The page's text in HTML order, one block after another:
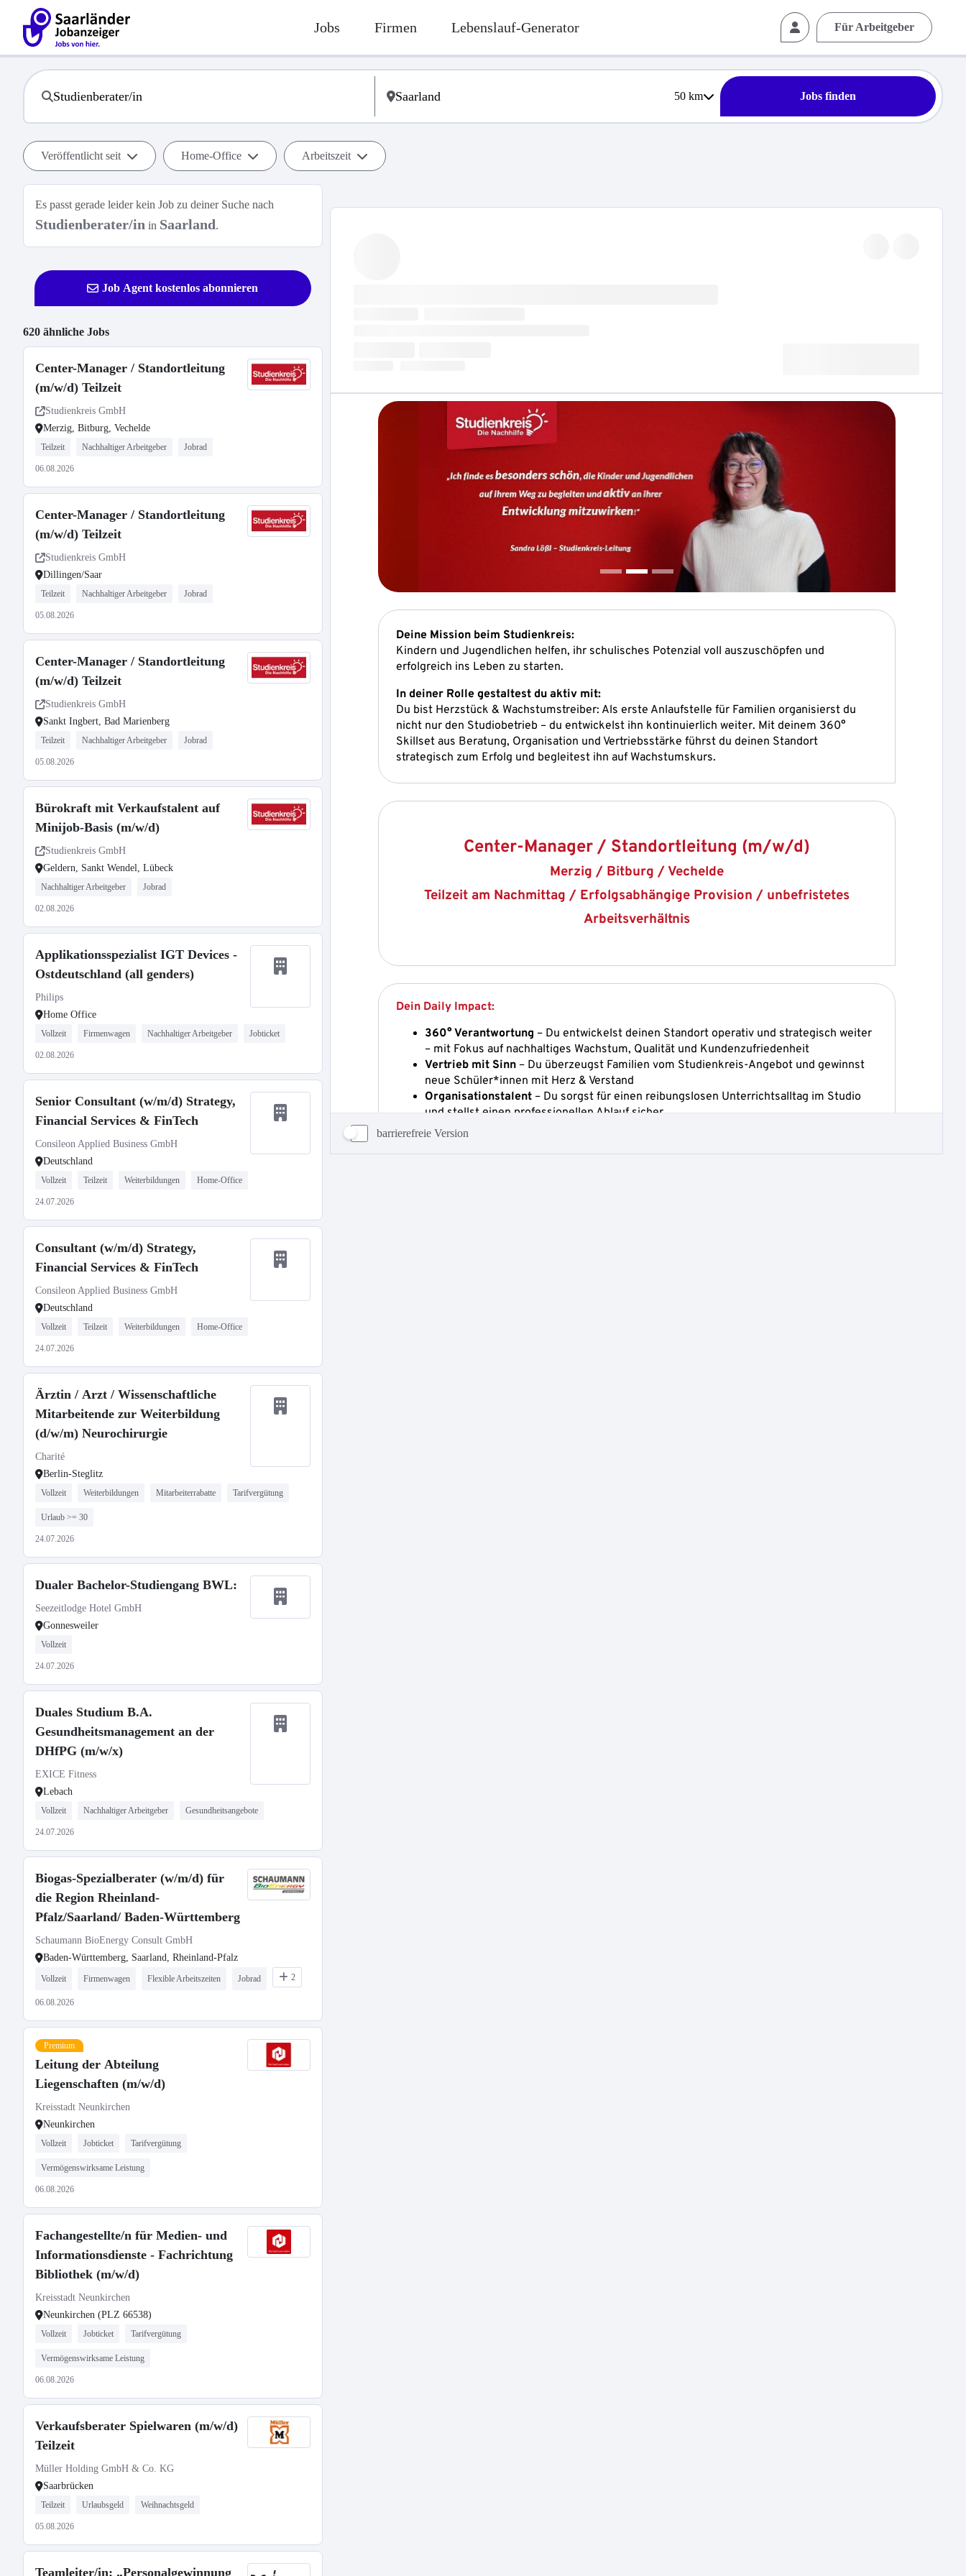
Jobs Firmen Lebenslauf-Generator Für Arbeitgeber
50km Jobs finden
Veröffentlicht seit Home-Office Arbeitszeit
Es passt gerade leider kein Job zu deiner Suche nach
Studienberater/in in Saarland.
Job Agent kostenlos abonnieren
620 ähnliche Jobs
Center-Manager / Standortleitung
(m/w/d) Teilzeit
Studienkreis GmbH
Merzig, Bitburg, Vechelde
Teilzeit Nachhaltiger Arbeitgeber Jobrad
06.08.2026
Center-Manager / Standortleitung
(m/w/d) Teilzeit
Studienkreis GmbH
Dillingen/Saar
Teilzeit Nachhaltiger Arbeitgeber Jobrad
05.08.2026
Center-Manager / Standortleitung
(m/w/d) Teilzeit
Studienkreis GmbH
Sankt Ingbert, Bad Marienberg
Teilzeit Nachhaltiger Arbeitgeber Jobrad
05.08.2026
Bürokraft mit Verkaufstalent auf
Minijob-Basis (m/w/d)
Studienkreis GmbH
Geldern, Sankt Wendel, Lübeck
Nachhaltiger Arbeitgeber Jobrad
02.08.2026
Applikationsspezialist IGT Devices -
Ostdeutschland (all genders)
Philips
Home Office
Vollzeit Firmenwagen Nachhaltiger Arbeitgeber Jobticket
02.08.2026
Senior Consultant (w/m/d) Strategy,
Financial Services & FinTech
Consileon Applied Business GmbH
Deutschland
Vollzeit Teilzeit Weiterbildungen Home-Office
24.07.2026
Consultant (w/m/d) Strategy,
Financial Services & FinTech
Consileon Applied Business GmbH
Deutschland
Vollzeit Teilzeit Weiterbildungen Home-Office
24.07.2026
Ärztin / Arzt / Wissenschaftliche
Mitarbeitende zur Weiterbildung
(d/w/m) Neurochirurgie
Charité
Berlin-Steglitz
Vollzeit Weiterbildungen Mitarbeiterrabatte Tarifvergütung
Urlaub >= 30
24.07.2026
Dualer Bachelor-Studiengang BWL:
Seezeitlodge Hotel GmbH
Gonnesweiler
Vollzeit
24.07.2026
Duales Studium B.A.
Gesundheitsmanagement an der
DHfPG (m/w/x)
EXICE Fitness
Lebach
Vollzeit Nachhaltiger Arbeitgeber Gesundheitsangebote
24.07.2026
Biogas-Spezialberater (w/m/d) für
die Region Rheinland-
Pfalz/Saarland/ Baden-Württemberg
Schaumann BioEnergy Consult GmbH
Baden-Württemberg, Saarland, Rheinland-Pfalz
Vollzeit Firmenwagen Flexible Arbeitszeiten Jobrad 2
06.08.2026
Premium
Leitung der Abteilung
Liegenschaften (m/w/d)
Kreisstadt Neunkirchen
Neunkirchen
Vollzeit Jobticket Tarifvergütung
Vermögenswirksame Leistung
06.08.2026
Fachangestellte/n für Medien- und
Informationsdienste - Fachrichtung
Bibliothek (m/w/d)
Kreisstadt Neunkirchen
Neunkirchen (PLZ 66538)
Vollzeit Jobticket Tarifvergütung
Vermögenswirksame Leistung
06.08.2026
Verkaufsberater Spielwaren (m/w/d)
Teilzeit
Müller Holding GmbH & Co. KG
Saarbrücken
Teilzeit Urlaubsgeld Weihnachtsgeld
05.08.2026
Teamleiter/in: „Personalgewinnung
barrierefreie Version